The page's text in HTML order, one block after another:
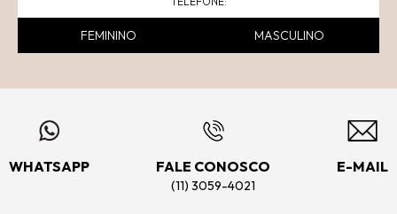
FEMININO MASCULINO
WHATSAPP FALE CONOSCO
(11) 3059-4021
E-MAIL